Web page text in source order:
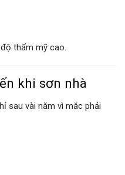
thẩm mỹ cao.
khi sơn nhà
sau vài năm vì mắc phải